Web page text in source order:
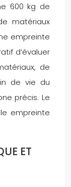
600 kg de
matériaux
empreinte
d’évaluer
de
de vie du
précis. Le
empreinte
ET